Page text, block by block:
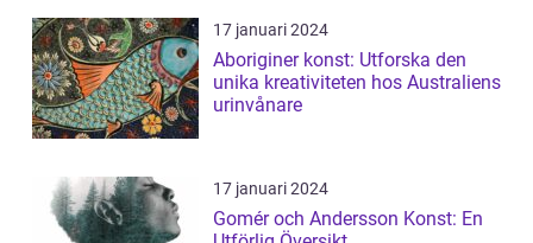
17 januari 2024
Aboriginer konst: Utforska den
unika kreativiteten hos Australiens
urinvånare
17 januari 2024
Gomér och Andersson Konst: En